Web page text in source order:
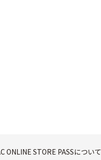
ONLINE STORE PASSについて